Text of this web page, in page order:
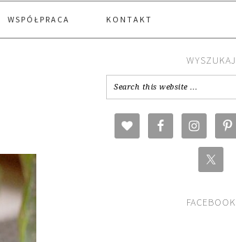
WSPÓŁPRACA KONTAKT
WYSZUKAJ
FACEBOOK